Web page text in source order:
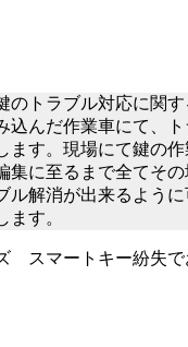
のトラブル対応に関す
込んだ作業車にて、ト
ます。現場にて鍵の作
集に至るまで全てその
ル解消が出来るように
ます。